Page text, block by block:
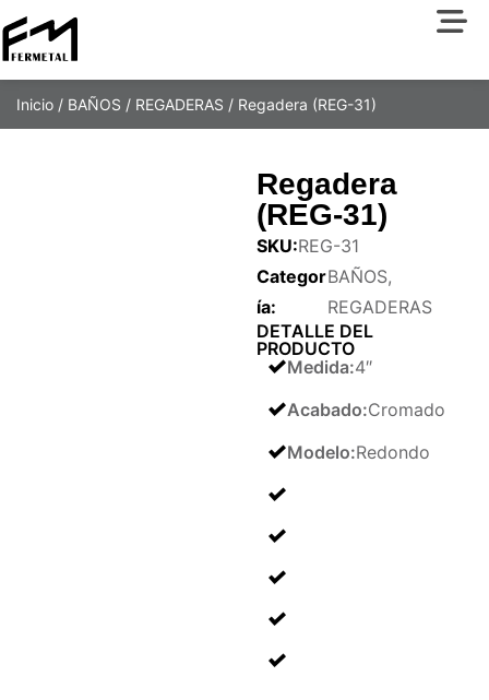
Inicio / BAÑOS / REGADERAS / Regadera (REG-31)
Regadera
(REG-31)
SKU:REG-31
Categor
ía:
BAÑOS,
REGADERAS
DETALLE DEL
PRODUCTO
Medida:4″
Acabado:Cromado
Modelo:Redondo